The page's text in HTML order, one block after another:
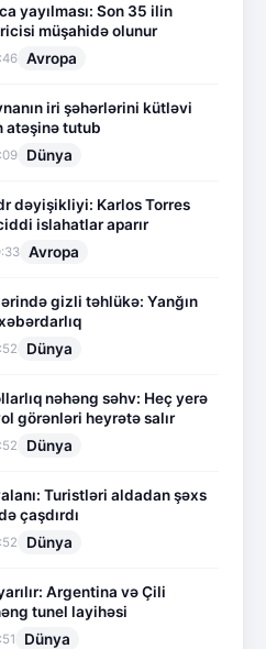
yayılması: Son 35 ilin
müşahidə olunur
Avropa
iri şəhərlərini kütləvi
atəşinə tutub
Dünya
dəyişikliyi: Karlos Torres
islahatlar aparır
Avropa
gizli təhlükə: Yanğın
Dünya
nəhəng səhv: Heç yerə
görənləri heyrətə salır
Dünya
Turistləri aldadan şəxs
çaşdırdı
Dünya
Argentina və Çili
tunel layihəsi
Dünya